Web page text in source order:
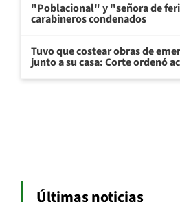
"Poblacional" y "señora de
carabineros condenados
Tuvo que costear obras de
junto a su casa: Corte ordenó
Últimas noticias